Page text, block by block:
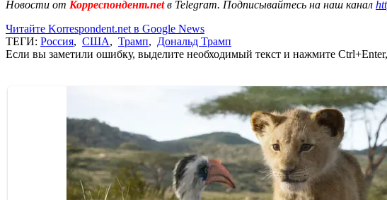
Новости от Корреспондент.netв Telegram. Подписывайтесь на наш канал
Читайте Korrespondent.net в Google News
ТЕГИ: Россия, США, Трамп, Дональд Трамп
Если вы заметили ошибку, выделите необходимый текст и нажмите